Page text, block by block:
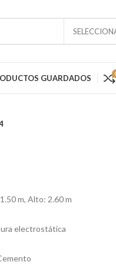
GUARDADOS
m, Alto: 2.60 m
electrostática